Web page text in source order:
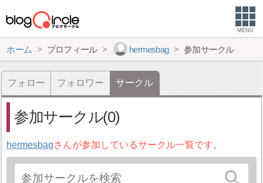
MENU
ホーム プロフィール hermesbag 参加サークル
フォロー フォロワー サークル
参加サークル(0)
hermesbagさんが参加しているサークル一覧です。